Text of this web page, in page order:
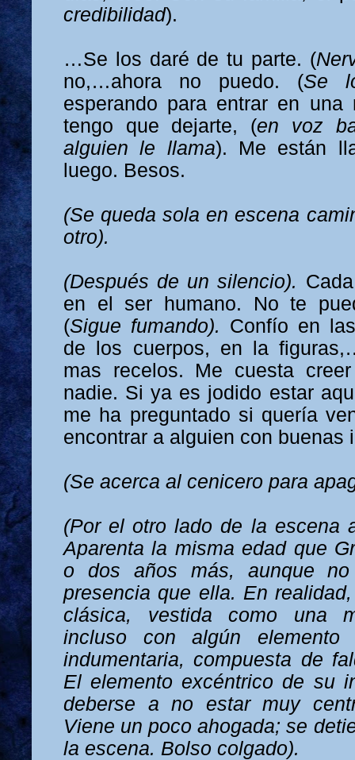
credibilidad).
…Se los daré de tu parte. (
no,…ahora no puedo. (Se
esperando para entrar en una
tengo que dejarte, (en voz
alguien le llama). Me están
luego. Besos.
(Se queda sola en escena
otro).
(Después de un silencio).
en el ser humano. No te
(Sigue fumando). Confío en
de los cuerpos, en la
mas recelos. Me cuesta
nadie. Si ya es jodido estar
me ha preguntado si quería
encontrar a alguien con buenas
(Se acerca al cenicero para
(Por el otro lado de la escena
Aparenta la misma edad que
o dos años más, aunque
presencia que ella. En
clásica, vestida como una
incluso con algún elemento
indumentaria, compuesta de
El elemento excéntrico de su
deberse a no estar muy
Viene un poco ahogada; se
la escena. Bolso colgado).